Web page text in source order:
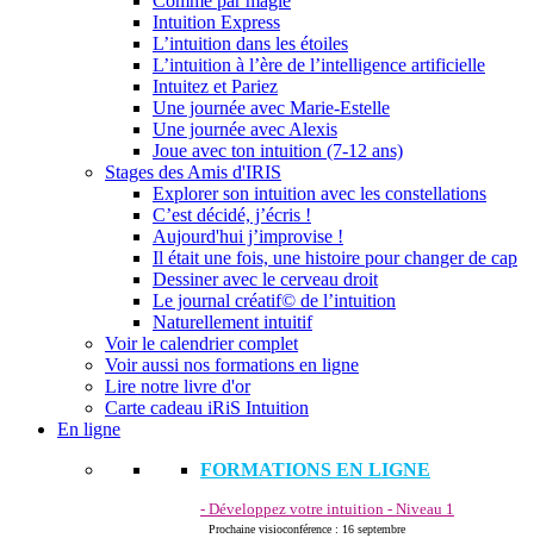
Intuition Express
L’intuition dans les étoiles
L’intuition à l’ère de l’intelligence artificielle
Intuitez et Pariez
Une journée avec Marie-Estelle
Une journée avec Alexis
Joue avec ton intuition (7-12 ans)
Stages des Amis d'IRIS
Explorer son intuition avec les constellations
C’est décidé, j’écris !
Aujourd'hui j’improvise !
Il était une fois, une histoire pour changer de cap
Dessiner avec le cerveau droit
Le journal créatif© de l’intuition
Naturellement intuitif
Voir le calendrier complet
Voir aussi nos formations en ligne
Lire notre livre d'or
Carte cadeau iRiS Intuition
En ligne
FORMATIONS EN LIGNE
- Développez votre intuition - Niveau 1
Prochaine visioconférence : 16 septembre